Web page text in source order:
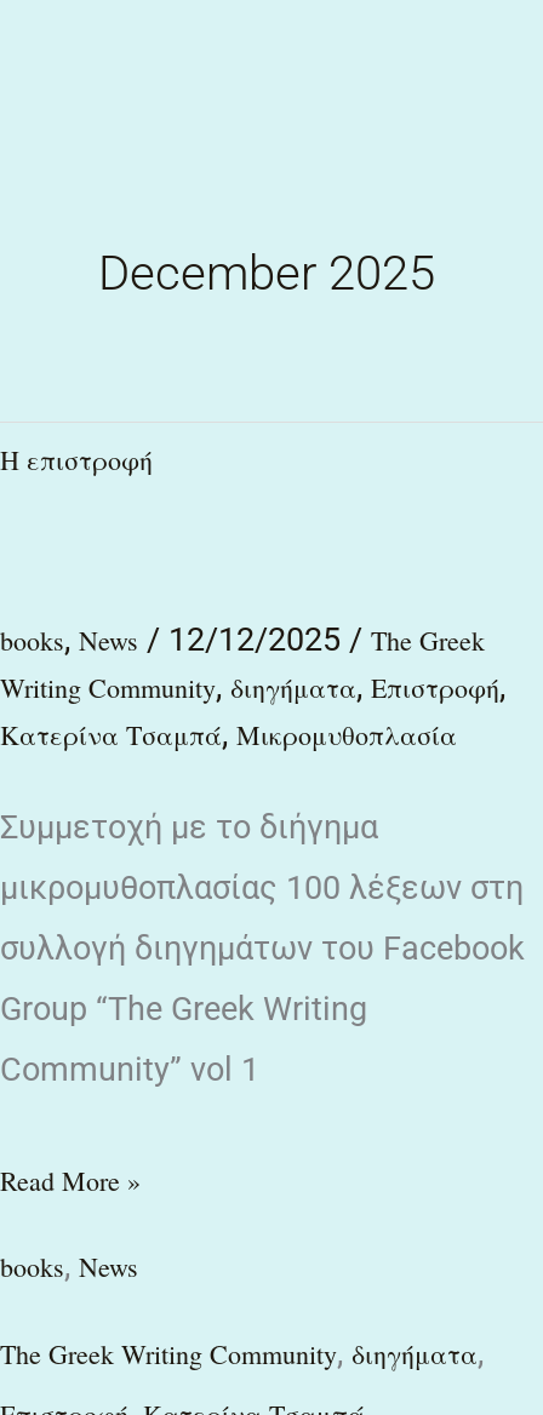
December 2025
H επιστροφή
books, News / 12/12/2025 / The Greek
Writing Community, διηγήματα, Επιστροφή,
Κατερίνα Τσαμπά, Μικρομυθοπλασία
Συμμετοχή με το διήγημα
μικρομυθοπλασίας 100 λέξεων στη
συλλογή διηγημάτων του Facebook
Group “The Greek Writing
Community” vol 1
H
Read More »
books, News
The Greek Writing Community, διηγήματα,